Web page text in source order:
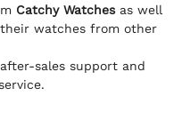
Catchy Watchesas well
watches from other
sales support and